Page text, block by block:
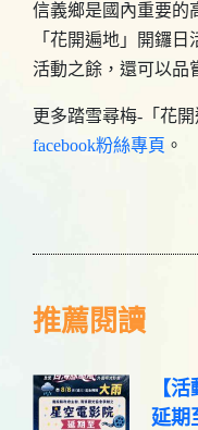
信義鄉是國內重要的
「花開遍地」開鑼
活動之餘，還可以品
更多踏雪尋梅-「花
facebook粉絲專頁 。
推薦閱讀
【
延期